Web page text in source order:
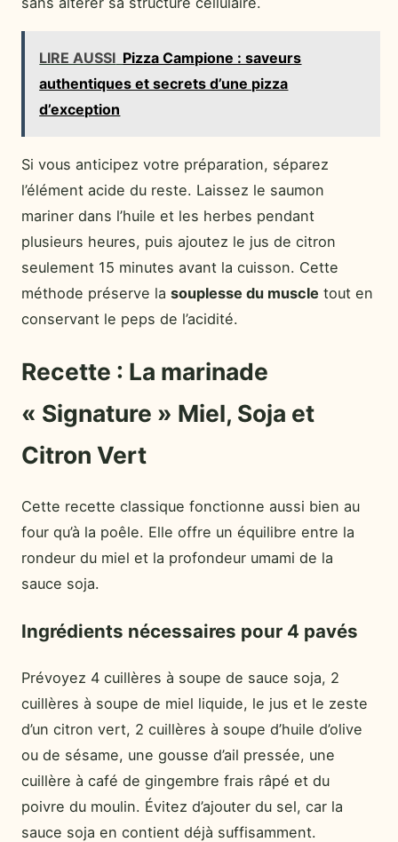
LIRE AUSSI Pizza Campione : saveurs
authentiques et secrets d’une pizza
d’exception
Si vous anticipez votre préparation, séparez
l’élément acide du reste. Laissez le saumon
mariner dans l’huile et les herbes pendant
plusieurs heures, puis ajoutez le jus de citron
seulement 15 minutes avant la cuisson. Cette
méthode préserve la souplesse du muscle tout en
conservant le peps de l’acidité.
Recette : La marinade
« Signature » Miel, Soja et
Citron Vert
Cette recette classique fonctionne aussi bien au
four qu’à la poêle. Elle offre un équilibre entre la
rondeur du miel et la profondeur umami de la
sauce soja.
Ingrédients nécessaires pour 4 pavés
Prévoyez 4 cuillères à soupe de sauce soja, 2
cuillères à soupe de miel liquide, le jus et le zeste
d’un citron vert, 2 cuillères à soupe d’huile d’olive
ou de sésame, une gousse d’ail pressée, une
cuillère à café de gingembre frais râpé et du
poivre du moulin. Évitez d’ajouter du sel, car la
sauce soja en contient déjà suffisamment.